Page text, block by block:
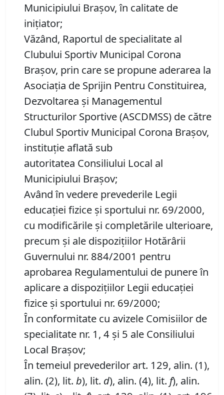
Municipiului Brașov, în calitate de
inițiator;
Văzând, Raportul de specialitate al
Clubului Sportiv Municipal Corona
Braşov, prin care se propune aderarea la
Asociația de Sprijin Pentru Constituirea,
Dezvoltarea și Managementul
Structurilor Sportive (ASCDMSS) de către
Clubul Sportiv Municipal Corona Braşov,
instituție aflată sub
autoritatea Consiliului Local al
Municipiului Brașov;
Având în vedere prevederile Legii
educației fizice și sportului nr. 69/2000,
cu modificările și completările ulterioare,
precum și ale dispozițiilor Hotărârii
Guvernului nr. 884/2001 pentru
aprobarea Regulamentului de punere în
aplicare a dispozițiilor Legii educației
fizice și sportului nr. 69/2000;
În conformitate cu avizele Comisiilor de
specialitate nr. 1, 4 și 5 ale Consiliului
Local Brașov;
În temeiul prevederilor art. 129, alin. (1),
alin. (2), lit. b), lit. d), alin. (4), lit. f), alin.